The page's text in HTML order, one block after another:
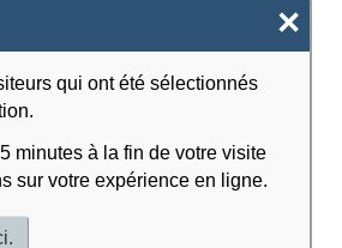
×
qui ont été sélectionnés
minutes à la fin de votre visite
sur votre expérience en ligne.